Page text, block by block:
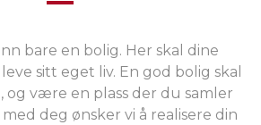
bare en bolig. Her skal dine
sitt eget liv. En god bolig skal
og være en plass der du samler
deg ønsker vi å realisere din